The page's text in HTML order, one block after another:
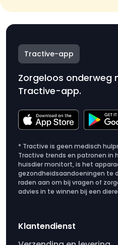
Tractive-app
Zorgeloos onderweg
Tractive-app.
* Tractive is geen medisch
Tractive trends en patronen in
huisdier monitort, is het
gezondheidsaandoeningen te
raden aan om bij vragen of
advies in te winnen bij een
Klantendienst